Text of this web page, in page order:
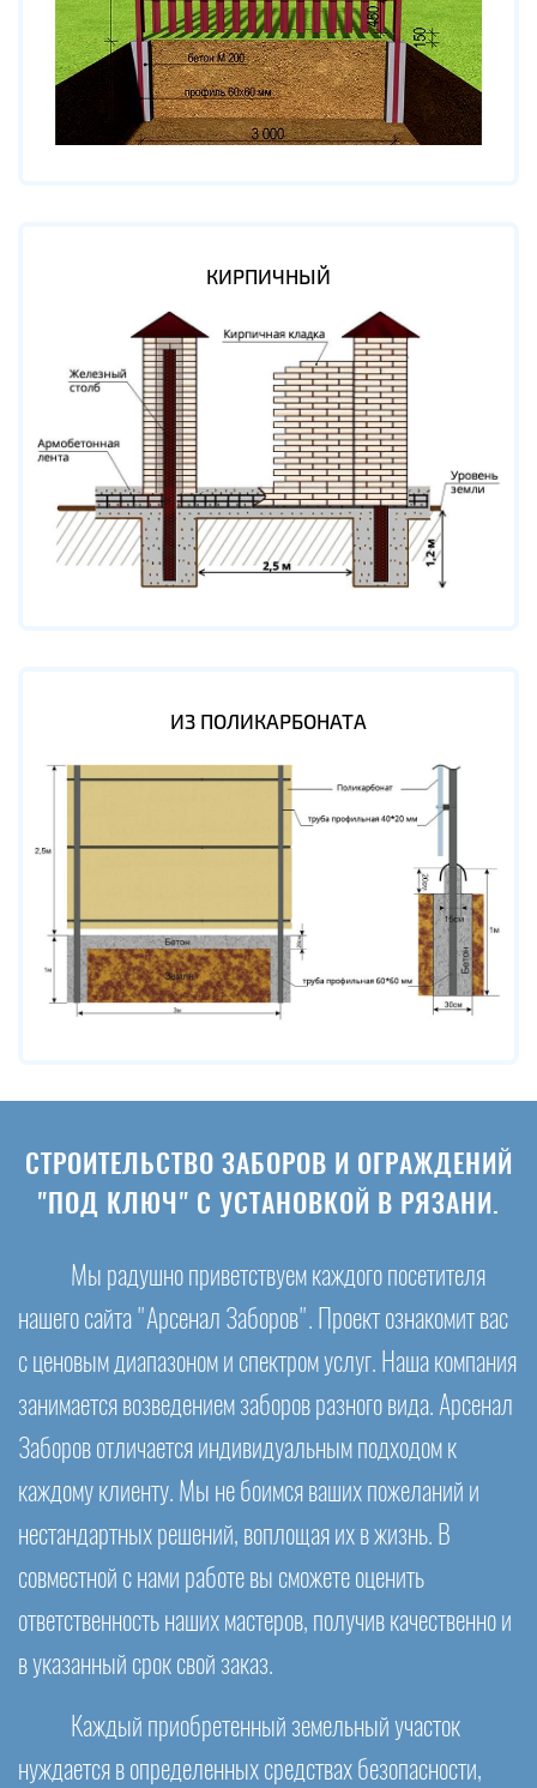
КИРПИЧНЫЙ
ИЗ ПОЛИКАРБОНАТА
СТРОИТЕЛЬСТВО ЗАБОРОВ И ОГРАЖДЕНИЙ
"ПОД КЛЮЧ" С УСТАНОВКОЙ В РЯЗАНИ.
Мы радушно приветствуем каждого посетителя
нашего сайта "Арсенал Заборов". Проект ознакомит вас
с ценовым диапазоном и спектром услуг. Наша компания
занимается возведением заборов разного вида. Арсенал
Заборов отличается индивидуальным подходом к
каждому клиенту. Мы не боимся ваших пожеланий и
нестандартных решений, воплощая их в жизнь. В
совместной с нами работе вы сможете оценить
ответственность наших мастеров, получив качественно и
в указанный срок свой заказ.
Каждый приобретенный земельный участок
нуждается в определенных средствах безопасности,